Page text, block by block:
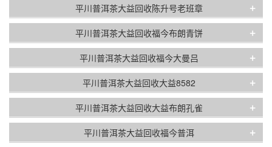
平川普洱茶大益回收陈升号老班章 +
平川普洱茶大益回收福今布朗青饼 +
平川普洱茶大益回收福今大曼吕 +
平川普洱茶大益回收大益8582 +
平川普洱茶大益回收大益布朗孔雀 +
平川普洱茶大益回收福今普洱 +